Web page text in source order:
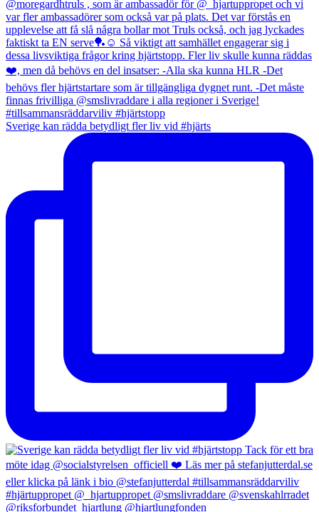
Sverige kan rädda betydligt fler liv vid #hjärts